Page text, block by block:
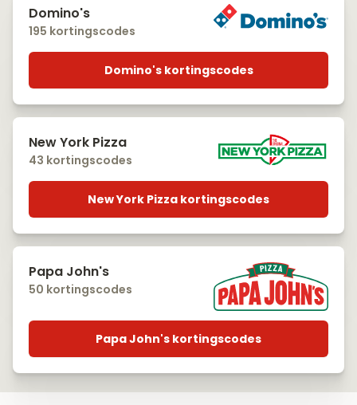
Domino's
195 kortingscodes
Domino's kortingscodes
New York Pizza
43 kortingscodes
New York Pizza kortingscodes
Papa John's
50 kortingscodes
Papa John's kortingscodes